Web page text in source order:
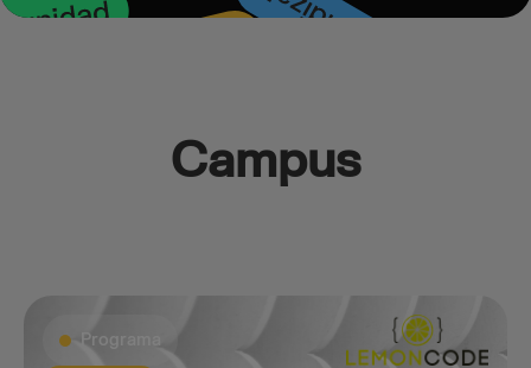
Campus
Programa